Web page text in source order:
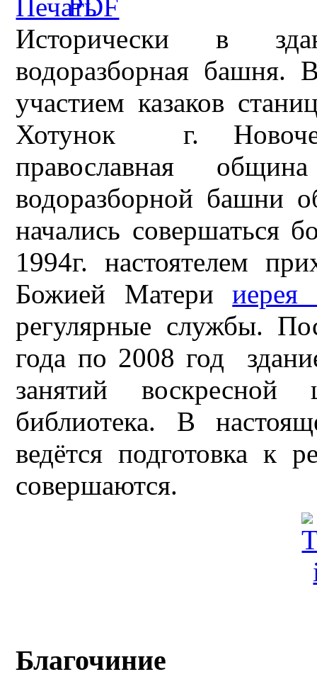
Исторически в
водоразборная башня.
участием казаков
Хотунок г.
православная
водоразборной башни
начались совершаться
1994г. настоятелем
Божией Материиерея
регулярные службы.
года по 2008 год
занятий
библиотека. В
ведётся подготовка к
совершаются.
Благочиние